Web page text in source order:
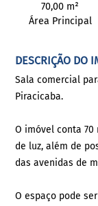
70,00 m²
Área Principal
DESCRIÇÃO DO
Sala comercial
Piracicaba.
O imóvel conta 70
de luz, além de
das avenidas de
O espaço pode